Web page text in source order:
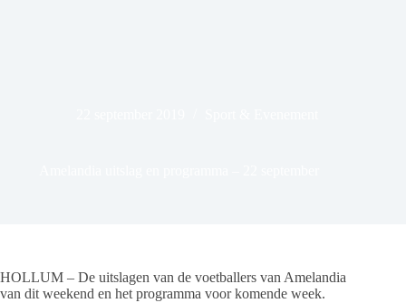
HOLLUM – De uitslagen van de voetballers van Amelandia
van dit weekend en het programma voor komende week.